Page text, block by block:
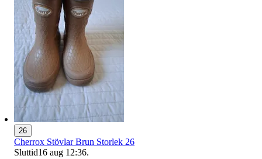
26
Cherrox Stövlar Brun Storlek 26
Sluttid16 aug 12:36.